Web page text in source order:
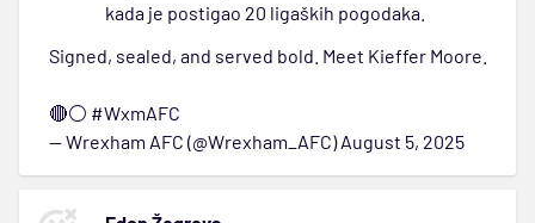
kada je postigao 20 ligaških pogodaka.
Signed, sealed, and served bold. Meet Kieffer Moore.
🔴⚪ #WxmAFC
— Wrexham AFC (@Wrexham_AFC)August 5, 2025